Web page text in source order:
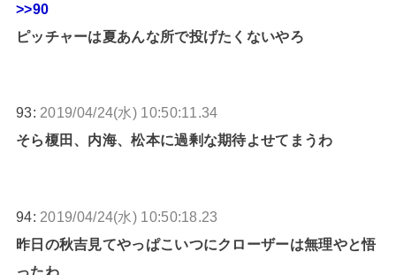
>>90
ピッチャーは夏あんな所で投げたくないやろ
93: 2019/04/24(水) 10:50:11.34
そら榎田、内海、松本に過剰な期待よせてまうわ
94: 2019/04/24(水) 10:50:18.23
昨日の秋吉見てやっぱこいつにクローザーは無理やと悟
ったわ